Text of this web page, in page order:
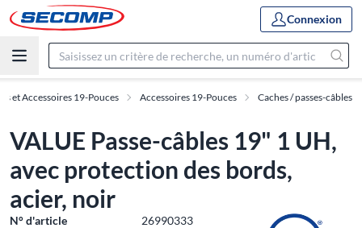
Connexion
et Accessoires 19-Pouces Accessoires 19-Pouces Caches / passes-câbles
VALUE Passe-câbles 19" 1 UH,
avec protection des bords,
acier, noir
N° d'article
26990333